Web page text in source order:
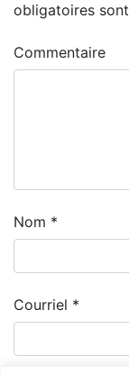
obligatoires
Commentaire
Nom *
Courriel *